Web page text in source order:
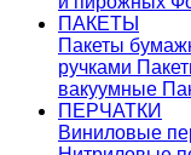
ПАКЕТЫ
Пакеты
ручками
вакуумные
ПЕРЧАТКИ
Виниловые